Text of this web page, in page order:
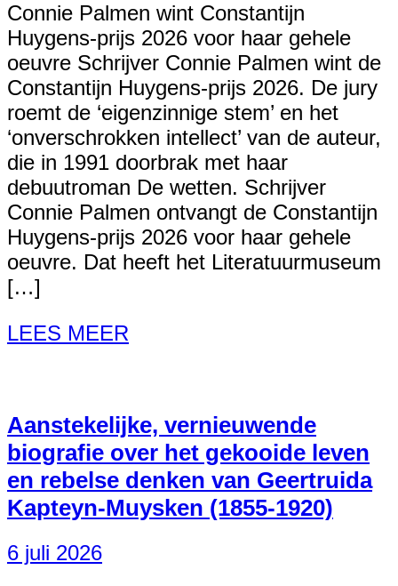
Connie Palmen wint Constantijn
Huygens-prijs 2026 voor haar gehele
oeuvre Schrijver Connie Palmen wint de
Constantijn Huygens-prijs 2026. De jury
roemt de ‘eigenzinnige stem’ en het
‘onverschrokken intellect’ van de auteur,
die in 1991 doorbrak met haar
debuutroman De wetten. Schrijver
Connie Palmen ontvangt de Constantijn
Huygens-prijs 2026 voor haar gehele
oeuvre. Dat heeft het Literatuurmuseum
[…]
LEES MEER
Aanstekelijke, vernieuwende
biografie over het gekooide leven
en rebelse denken van Geertruida
Kapteyn-Muysken (1855-1920)
6 juli 2026